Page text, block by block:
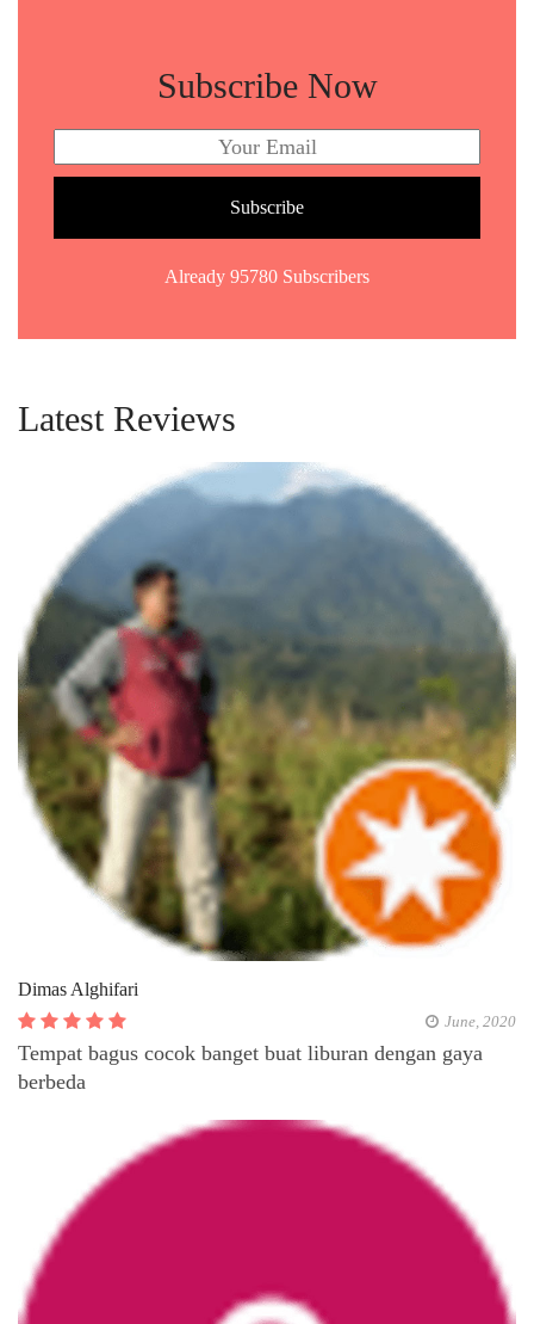
Subscribe Now
Already 95780 Subscribers
Latest Reviews
Dimas Alghifari
June, 2020
Tempat bagus cocok banget buat liburan dengan gaya
berbeda